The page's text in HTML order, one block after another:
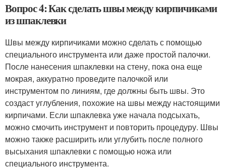
Вопрос 4: Как сделать швы между кирпичиками
из шпаклевки
Швы между кирпичиками можно сделать с помощью
специального инструмента или даже простой палочки.
После нанесения шпаклевки на стену, пока она еще
мокрая, аккуратно проведите палочкой или
инструментом по линиям, где должны быть швы. Это
создаст углубления, похожие на швы между настоящими
кирпичами. Если шпаклевка уже начала подсыхать,
можно смочить инструмент и повторить процедуру. Швы
можно также расширить или углубить после полного
высыхания шпаклевки с помощью ножа или
специального инструмента.